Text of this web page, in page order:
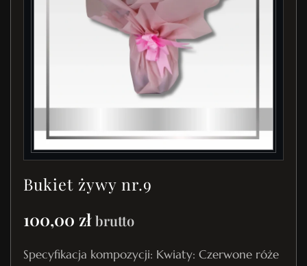
Bukiet żywy nr.9
100,00 zł brutto
Specyfikacja kompozycji: Kwiaty: Czerwone róże